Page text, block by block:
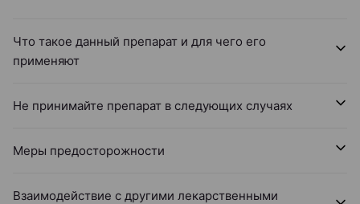
Что такое данный препарат и для чего его
применяют
Не принимайте препарат в следующих случаях
Меры предосторожности
Взаимодействие с другими лекарственными